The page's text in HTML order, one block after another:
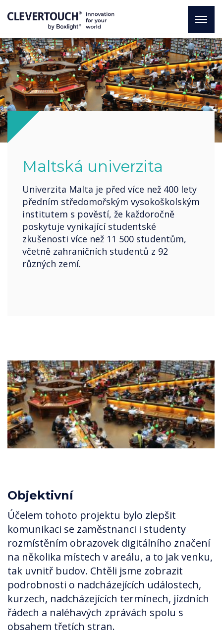
Maltská univerzita
Univerzita Malta je před více než 400 lety
předním středomořským vysokoškolským
institutem s pověstí, že každoročně
poskytuje vynikající studentské
zkušenosti více než 11 500 studentům,
včetně zahraničních studentů z 92
různých zemí.
Objektivní
Účelem tohoto projektu bylo zlepšit
komunikaci se zaměstnanci i studenty
rozmístěním obrazovek digitálního značení
na několika místech v areálu, a to jak venku,
tak uvnitř budov. Chtěli jsme zobrazit
podrobnosti o nadcházejících událostech,
kurzech, nadcházejících termínech, jízdních
řádech a naléhavých zprávách spolu s
obsahem třetích stran.